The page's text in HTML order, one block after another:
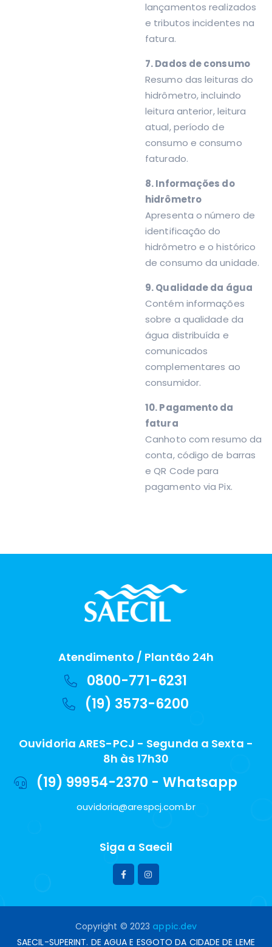
lançamentos realizados
e tributos incidentes na
fatura.
7. Dados de consumo
Resumo das leituras do
hidrômetro, incluindo
leitura anterior, leitura
atual, período de
consumo e consumo
faturado.
8. Informações do
hidrômetro
Apresenta o número de
identificação do
hidrômetro e o histórico
de consumo da unidade.
9. Qualidade da água
Contém informações
sobre a qualidade da
água distribuída e
comunicados
complementares ao
consumidor.
10. Pagamento da
fatura
Canhoto com resumo da
conta, código de barras
e QR Code para
pagamento via Pix.
Atendimento / Plantão 24h
0800-771-6231
(19) 3573-6200
Ouvidoria ARES-PCJ - Segunda a Sexta -
8h às 17h30
(19) 99954-2370 - Whatsapp
ouvidoria@arespcj.com.br
Siga a Saecil
Copyright © 2023 appic.dev
SAECIL-SUPERINT. DE AGUA E ESGOTO DA CIDADE DE LEME